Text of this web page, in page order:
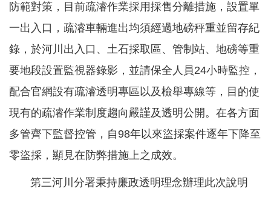
務
訊
服
務
關
於
本
署
防範對策，目前疏濬作業採用採售分離措施，設置單
一出入口，疏濬車輛進出均須經過地磅秤重並留存紀
錄，於河川出入口、土石採取區、管制站、地磅等重
要地段設置監視器錄影，並請保全人員24小時監控，
配合官網設有疏濬透明專區以及檢舉專線等，目的使
現有的疏濬作業制度趨向嚴謹及透明公開。在各方面
多管齊下監督控管，自98年以來盜採案件逐年下降至
零盜採，顯見在防弊措施上之成效。
第三河川分署秉持廉政透明理念辦理此次說明